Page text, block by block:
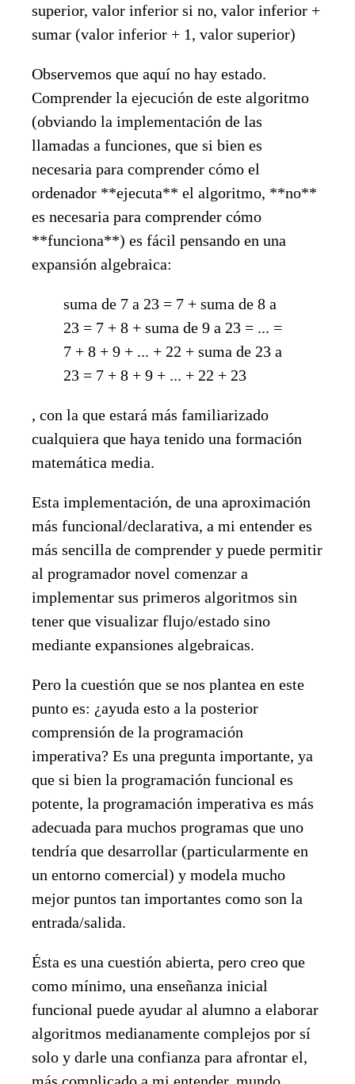
superior, valor inferior si no, valor inferior +
sumar (valor inferior + 1, valor superior)
Observemos que aquí no hay estado.
Comprender la ejecución de este algoritmo
(obviando la implementación de las
llamadas a funciones, que si bien es
necesaria para comprender cómo el
ordenador **ejecuta** el algoritmo, **no**
es necesaria para comprender cómo
**funciona**) es fácil pensando en una
expansión algebraica:
suma de 7 a 23 = 7 + suma de 8 a
23 = 7 + 8 + suma de 9 a 23 = ... =
7 + 8 + 9 + ... + 22 + suma de 23 a
23 = 7 + 8 + 9 + ... + 22 + 23
, con la que estará más familiarizado
cualquiera que haya tenido una formación
matemática media.
Esta implementación, de una aproximación
más funcional/declarativa, a mi entender es
más sencilla de comprender y puede permitir
al programador novel comenzar a
implementar sus primeros algoritmos sin
tener que visualizar flujo/estado sino
mediante expansiones algebraicas.
Pero la cuestión que se nos plantea en este
punto es: ¿ayuda esto a la posterior
comprensión de la programación
imperativa? Es una pregunta importante, ya
que si bien la programación funcional es
potente, la programación imperativa es más
adecuada para muchos programas que uno
tendría que desarrollar (particularmente en
un entorno comercial) y modela mucho
mejor puntos tan importantes como son la
entrada/salida.
Ésta es una cuestión abierta, pero creo que
como mínimo, una enseñanza inicial
funcional puede ayudar al alumno a elaborar
algoritmos medianamente complejos por sí
solo y darle una confianza para afrontar el,